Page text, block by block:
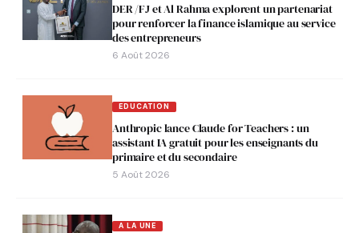
DER /FJ et Al Rahma explorent un partenariat
pour renforcer la finance islamique au service
des entrepreneurs
6 Août 2026
EDUCATION
Anthropic lance Claude for Teachers : un
assistant IA gratuit pour les enseignants du
primaire et du secondaire
5 Août 2026
A LA UNE